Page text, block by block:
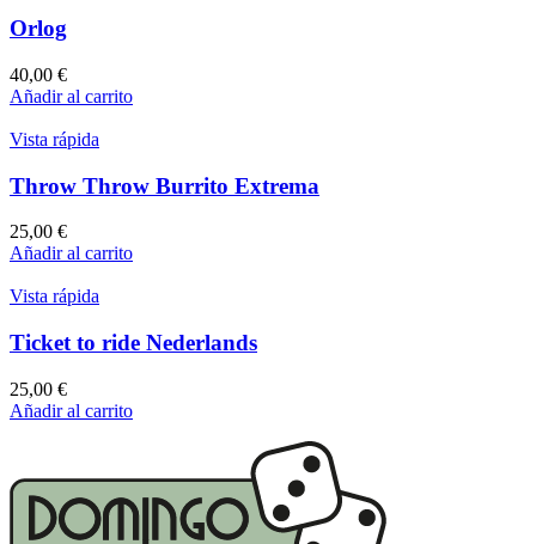
Orlog
40,00 €
Añadir al carrito
Vista rápida
Throw Throw Burrito Extrema
25,00 €
Añadir al carrito
Vista rápida
Ticket to ride Nederlands
25,00 €
Añadir al carrito